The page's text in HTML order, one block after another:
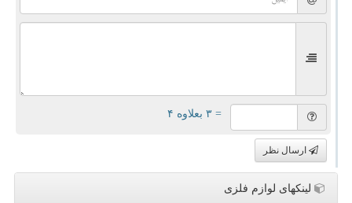
= ۳ بعلاوه ۴
ارسال نظر
لینکهای لوازم فلزی